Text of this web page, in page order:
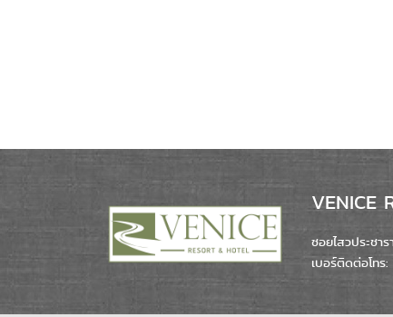
VENICE
ซอยไสวประชา
เบอร์ติดต่อโท